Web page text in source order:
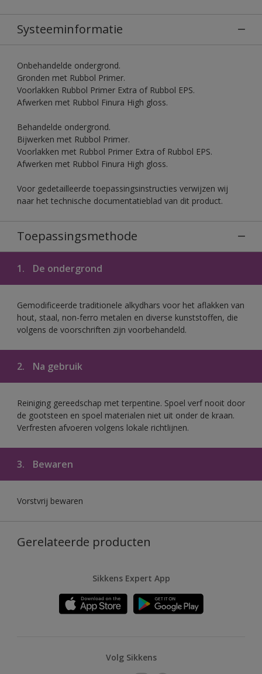
Systeeminformatie
Onbehandelde ondergrond.
Gronden met Rubbol Primer.
Voorlakken Rubbol Primer Extra of Rubbol EPS.
Afwerken met Rubbol Finura High gloss.
Behandelde ondergrond.
Bijwerken met Rubbol Primer.
Voorlakken met Rubbol Primer Extra of Rubbol EPS.
Afwerken met Rubbol Finura High gloss.
Voor gedetailleerde toepassingsinstructies verwijzen wij
naar het technische documentatieblad van dit product.
Toepassingsmethode
1. De ondergrond
Gemodificeerde traditionele alkydhars voor het aflakken van
hout, staal, non-ferro metalen en diverse kunststoffen, die
volgens de voorschriften zijn voorbehandeld.
2. Na gebruik
Reiniging gereedschap met terpentine. Spoel verf nooit door
de gootsteen en spoel materialen niet uit onder de kraan.
Verfresten afvoeren volgens lokale richtlijnen.
3. Bewaren
Vorstvrij bewaren
Gerelateerde producten
Sikkens Expert App
Volg Sikkens